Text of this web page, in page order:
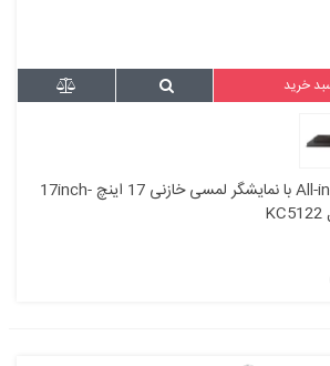
خرید
کامپیوتر پک کامل All-in-One با نمایشگر لمسی خازنی 17 اینچ -17inch